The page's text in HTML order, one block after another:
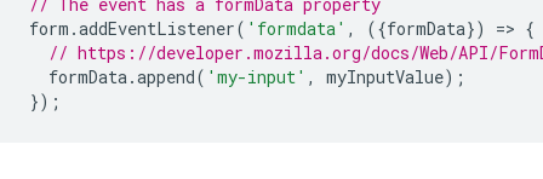
form .addEventListener( 'formdata' , ({formData}) => {
// https://developer.mozilla.org/docs/Web/API/
formData.append( 'my-input' , myInputValue);
});